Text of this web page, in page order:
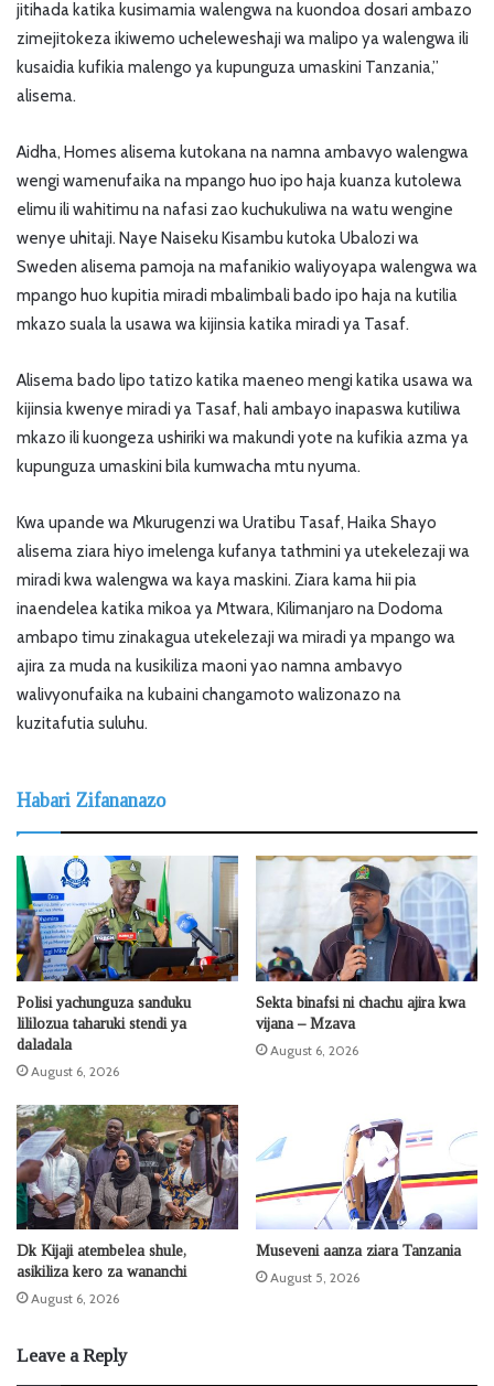
jitihada katika kusimamia walengwa na kuondoa dosari ambazo
zimejitokeza ikiwemo ucheleweshaji wa malipo ya walengwa ili
kusaidia kufikia malengo ya kupunguza umaskini Tanzania,”
alisema.
Aidha, Homes alisema kutokana na namna ambavyo walengwa
wengi wamenufaika na mpango huo ipo haja kuanza kutolewa
elimu ili wahitimu na nafasi zao kuchukuliwa na watu wengine
wenye uhitaji. Naye Naiseku Kisambu kutoka Ubalozi wa
Sweden alisema pamoja na mafanikio waliyoyapa walengwa wa
mpango huo kupitia miradi mbalimbali bado ipo haja na kutilia
mkazo suala la usawa wa kijinsia katika miradi ya Tasaf.
Alisema bado lipo tatizo katika maeneo mengi katika usawa wa
kijinsia kwenye miradi ya Tasaf, hali ambayo inapaswa kutiliwa
mkazo ili kuongeza ushiriki wa makundi yote na kufikia azma ya
kupunguza umaskini bila kumwacha mtu nyuma.
Kwa upande wa Mkurugenzi wa Uratibu Tasaf, Haika Shayo
alisema ziara hiyo imelenga kufanya tathmini ya utekelezaji wa
miradi kwa walengwa wa kaya maskini. Ziara kama hii pia
inaendelea katika mikoa ya Mtwara, Kilimanjaro na Dodoma
ambapo timu zinakagua utekelezaji wa miradi ya mpango wa
ajira za muda na kusikiliza maoni yao namna ambavyo
walivyonufaika na kubaini changamoto walizonazo na
kuzitafutia suluhu.
Habari Zifananazo
Polisi yachunguza sanduku
lililozua taharuki stendi ya
daladala
August 6, 2026
Sekta binafsi ni chachu ajira kwa
vijana – Mzava
August 6, 2026
Dk Kijaji atembelea shule,
asikiliza kero za wananchi
August 6, 2026
Museveni aanza ziara Tanzania
August 5, 2026
Leave a Reply